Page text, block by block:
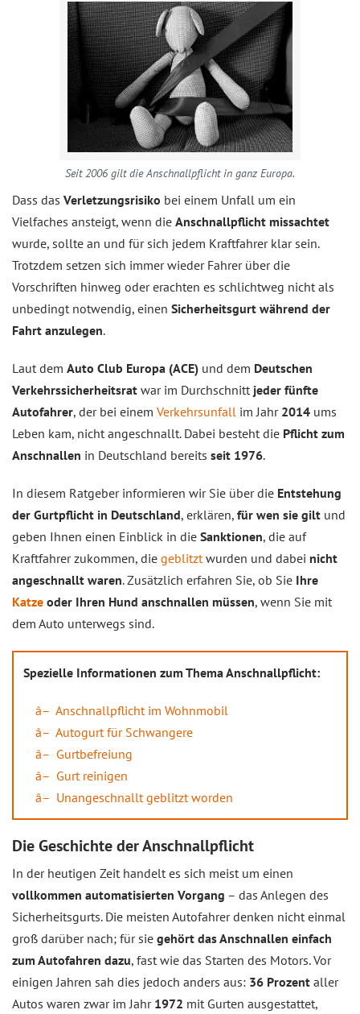
Seit 2006 gilt die Anschnallpflicht in ganz Europa.
Dass das Verletzungsrisiko bei einem Unfall um ein
Vielfaches ansteigt, wenn die Anschnallpflicht missachtet
wurde, sollte an und für sich jedem Kraftfahrer klar sein.
Trotzdem setzen sich immer wieder Fahrer über die
Vorschriften hinweg oder erachten es schlichtweg nicht als
unbedingt notwendig, einen Sicherheitsgurt während der
Fahrt anzulegen.
Laut dem Auto Club Europa (ACE) und dem Deutschen
Verkehrssicherheitsrat war im Durchschnitt jeder fünfte
Autofahrer, der bei einem Verkehrsunfall im Jahr 2014 ums
Leben kam, nicht angeschnallt. Dabei besteht die Pflicht zum
Anschnallen in Deutschland bereits seit 1976.
In diesem Ratgeber informieren wir Sie über die Entstehung
der Gurtpflicht in Deutschland, erklären, für wen sie gilt und
geben Ihnen einen Einblick in die Sanktionen, die auf
Kraftfahrer zukommen, die geblitztwurden und dabei nicht
angeschnallt waren. Zusätzlich erfahren Sie, ob Sie Ihre
Katze oder Ihren Hund anschnallen müssen, wenn Sie mit
dem Auto unterwegs sind.
Spezielle Informationen zum Thema Anschnallpflicht:
Anschnallpflicht im Wohnmobil
Autogurt für Schwangere
Gurtbefreiung
Gurt reinigen
Unangeschnallt geblitzt worden
Die Geschichte der Anschnallpflicht
In der heutigen Zeit handelt es sich meist um einen
vollkommen automatisierten Vorgang – das Anlegen des
Sicherheitsgurts. Die meisten Autofahrer denken nicht einmal
groß darüber nach; für sie gehört das Anschnallen einfach
zum Autofahren dazu, fast wie das Starten des Motors. Vor
einigen Jahren sah dies jedoch anders aus: 36 Prozent aller
Autos waren zwar im Jahr 1972 mit Gurten ausgestattet,